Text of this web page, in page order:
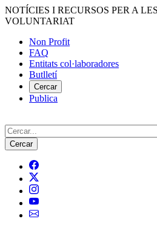
Vés
al
NOTÍCIES I RECURSOS PER A
VOLUNTARIAT
Menú
del
compte
d'usuari
Non Profit
FAQ
Entitats col·laboradores
Butlletí
Cercar
Publica
Cerca